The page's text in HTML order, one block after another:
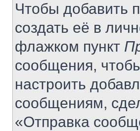
Чтобы добавить
создать её в
флажком пункт
сообщения,
настроить
сообщениям,
«Отправка